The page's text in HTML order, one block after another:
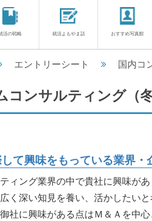
活の戦略 就活よもやま話 おすすめ写真館
エントリーシート 国内コ
コンサルティング（
て興味をもっている業界
ィング業界の中で貴社に興味が
く深い知見を養い、活かしたい
社に興味がある点はＭ＆Ａを中